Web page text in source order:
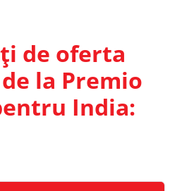
de oferta
la Premio
India: